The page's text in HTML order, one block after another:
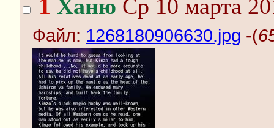
1 Ханю Ср 10 марта
Файл: 1268180906630.jpg -(